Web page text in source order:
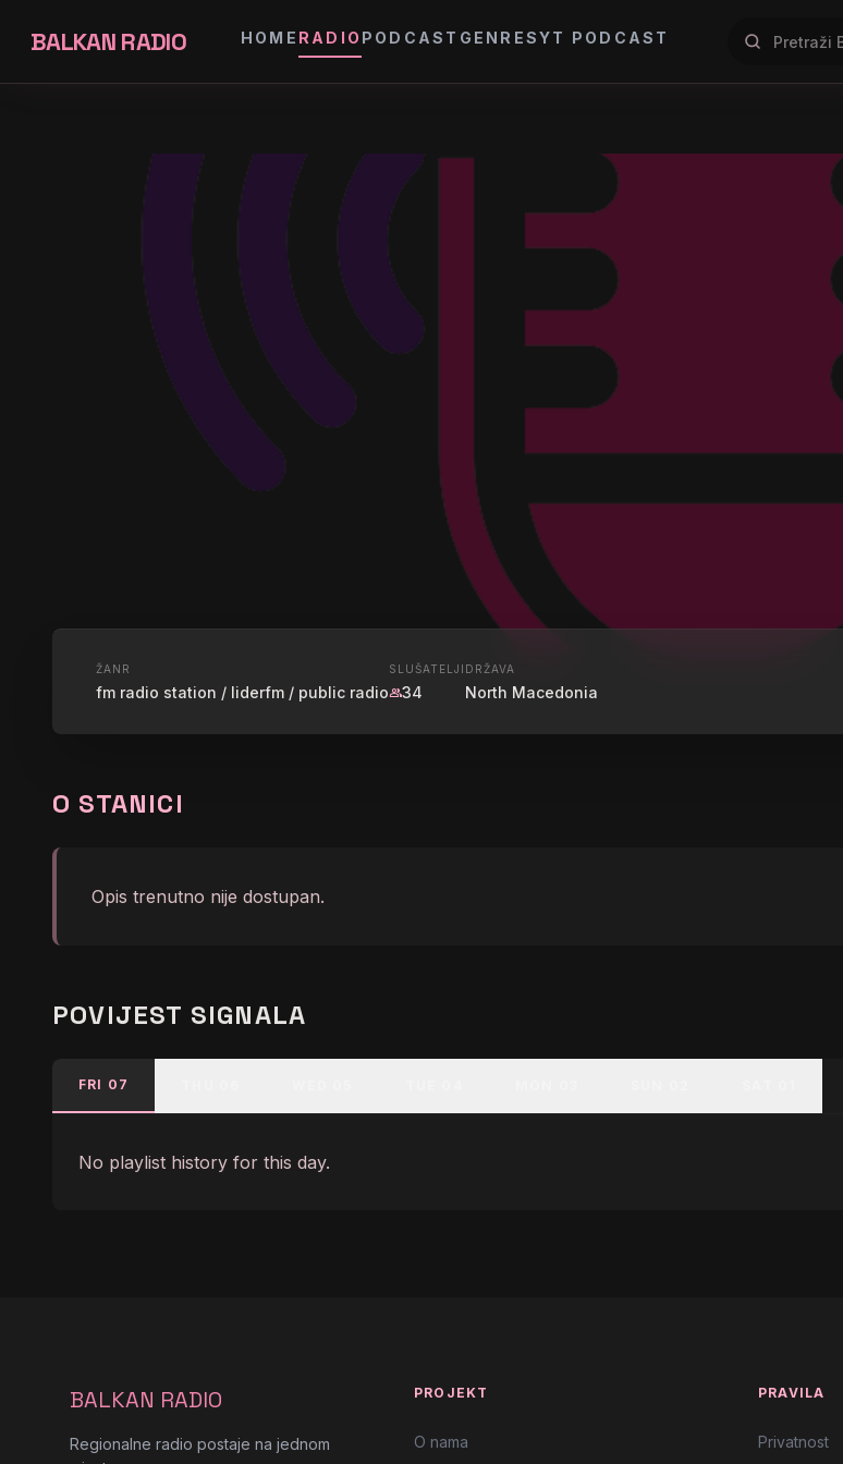
BALKAN RADIO HOME RADIO PODCAST GENRESYT PODCAST
UŽIVO
ŽANR
fm radio station / liderfm / public radio
SLUŠATELJI
group34
DRŽAVA
North Macedonia
O STANICI
Opis trenutno nije dostupan.
POVIJEST SIGNALA
FRI 07
No playlist history for this day.
BALKAN RADIO
Regionalne radio postaje na jednom
PROJEKT
O nama
PRAVILA
Privatnost